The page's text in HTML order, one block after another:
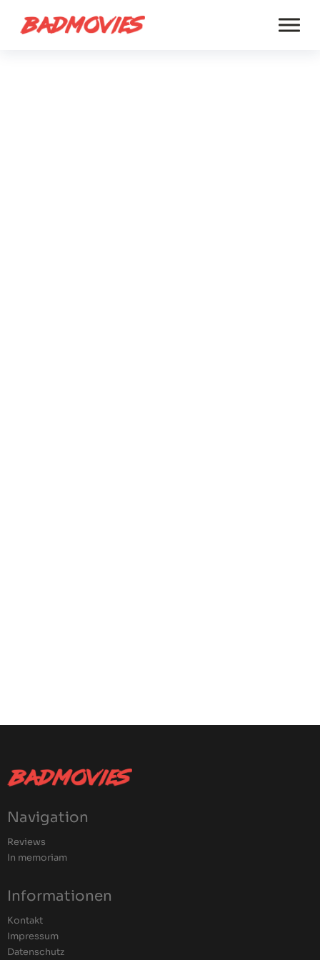
Navigation
Reviews
In memoriam
Informationen
Kontakt
Impressum
Datenschutz